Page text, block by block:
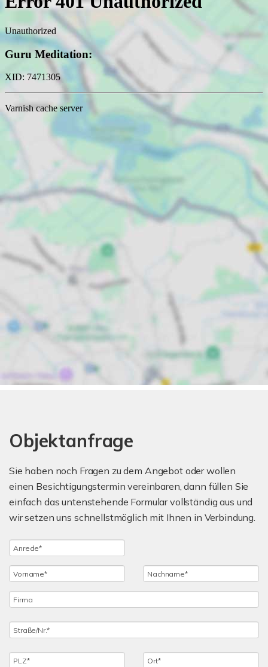
Objektanfrage
Sie haben noch Fragen zu dem Angebot oder wollen
einen Besichtigungstermin vereinbaren, dann füllen Sie
einfach das untenstehende Formular vollständig aus und
wir setzen uns schnellstmöglich mit Ihnen in Verbindung.